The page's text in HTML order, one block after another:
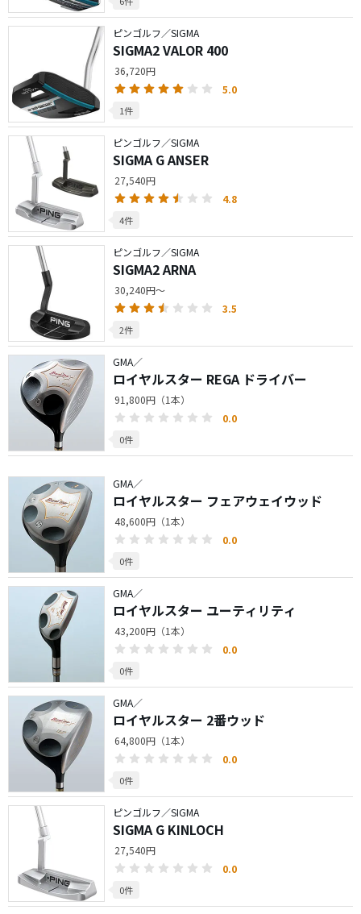
ピンゴルフ／SIGMA
SIGMA2 VALOR 400
36,720円
5.0
1件
ピンゴルフ／SIGMA
SIGMA G ANSER
27,540円
4.8
4件
ピンゴルフ／SIGMA
SIGMA2 ARNA
30,240円～
3.5
2件
GMA／
ロイヤルスター REGA ドライバー
91,800円（1本）
0.0
0件
GMA／
ロイヤルスター フェアウェイウッド
48,600円（1本）
0.0
0件
GMA／
ロイヤルスター ユーティリティ
43,200円（1本）
0.0
0件
GMA／
ロイヤルスター 2番ウッド
64,800円（1本）
0.0
0件
ピンゴルフ／SIGMA
SIGMA G KINLOCH
27,540円
0.0
0件